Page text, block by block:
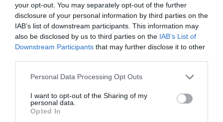
your opt-out. You may separately opt-out of the further
disclosure of your personal information by third parties on the
IAB’s list of downstream participants. This information may
also be disclosed by us to third parties on the IAB’s List of
Downstream Participants that may further disclose it to other
Please note that this website/app uses one or more Google
not limited to your visit or usage behaviour. You may click to
grant or deny consent to Google and its third-party tags to
use your data for below specified purposes in below Google
Personal Data Processing Opt Outs
I want to opt-out of the Sharing of my
personal data.
Opted In
Ne maradjon le a legfrissebb hírekről, kövessen
bennünket az EGRI ÜGYEK Google Hírek oldalán!